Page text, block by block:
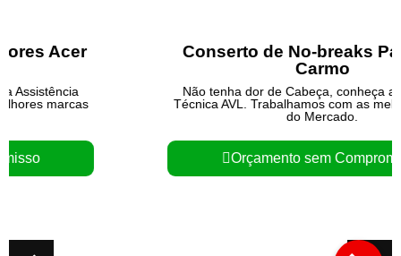
Conserto de No-breaks Parque do
Não tenha dor de Cabeça, conheça a Assistência
Técnica AVL. Trabalhamos com as melhores marcas
Orçamento sem Compromisso